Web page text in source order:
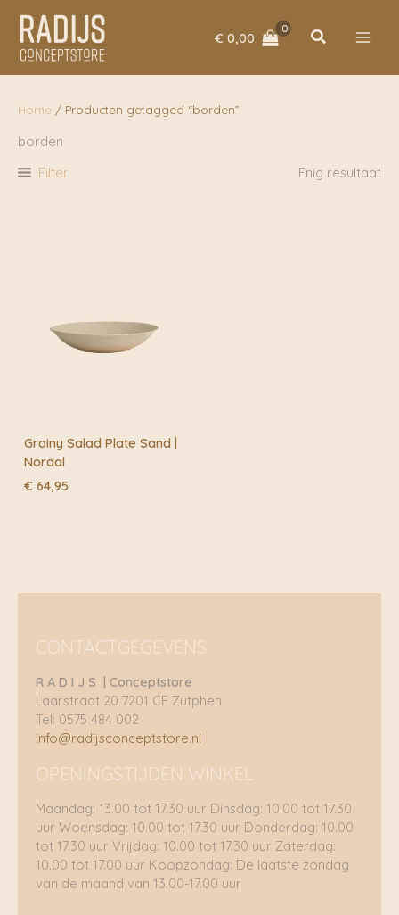
naar
inhoud
€ 0,00 Zoeken
Home / Producten getagged “borden”
borden
Filter Enig resultaat
Grainy Salad Plate Sand |
Nordal
€ 64,95
CONTACTGEGEVENS
R A D I J S | Conceptstore
Laarstraat 20 7201 CE Zutphen
Tel: 0575 484 002
info@radijsconceptstore.nl
OPENINGSTIJDEN WINKEL
Maandag: 13.00 tot 17.30 uur Dinsdag: 10.00 tot 17.30
uur Woensdag: 10.00 tot 17.30 uur Donderdag: 10.00
tot 17.30 uur Vrijdag: 10.00 tot 17.30 uur Zaterdag:
10.00 tot 17.00 uur Koopzondag: De laatste zondag
van de maand van 13.00-17.00 uur